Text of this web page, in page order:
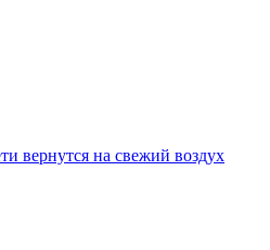
вернутся на свежий воздух